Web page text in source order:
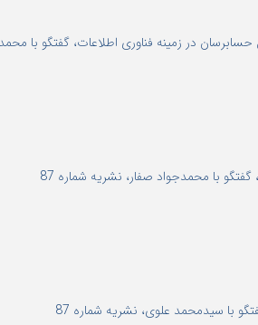
حسابرسان در زمینه فناوری اطلاعات، گفتگو با
با محمدجواد صفار، نشریه شماره 87
با سیدمحمد علوی، نشریه شماره 87